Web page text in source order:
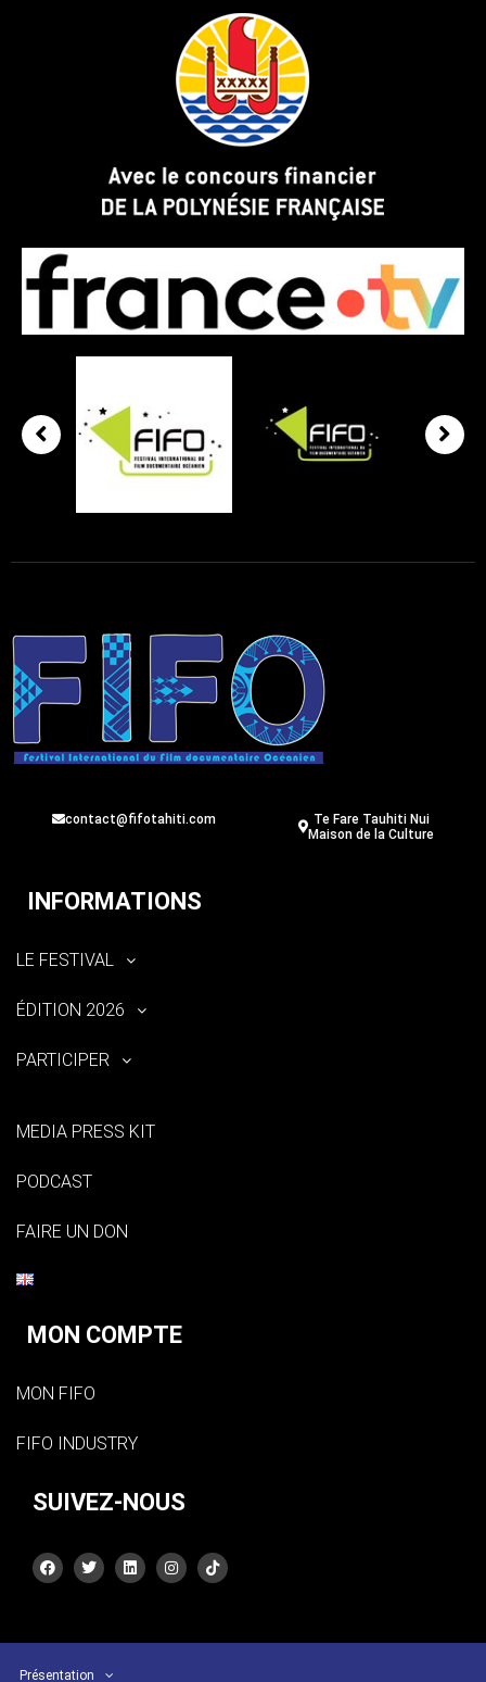
contact@fifotahiti.com
Te Fare Tauhiti Nui
Maison de la Culture
INFORMATIONS
LE FESTIVAL
ÉDITION 2026
PARTICIPER
MEDIA PRESS KIT
PODCAST
FAIRE UN DON
MON COMPTE
MON FIFO
FIFO INDUSTRY
SUIVEZ-NOUS
Présentation